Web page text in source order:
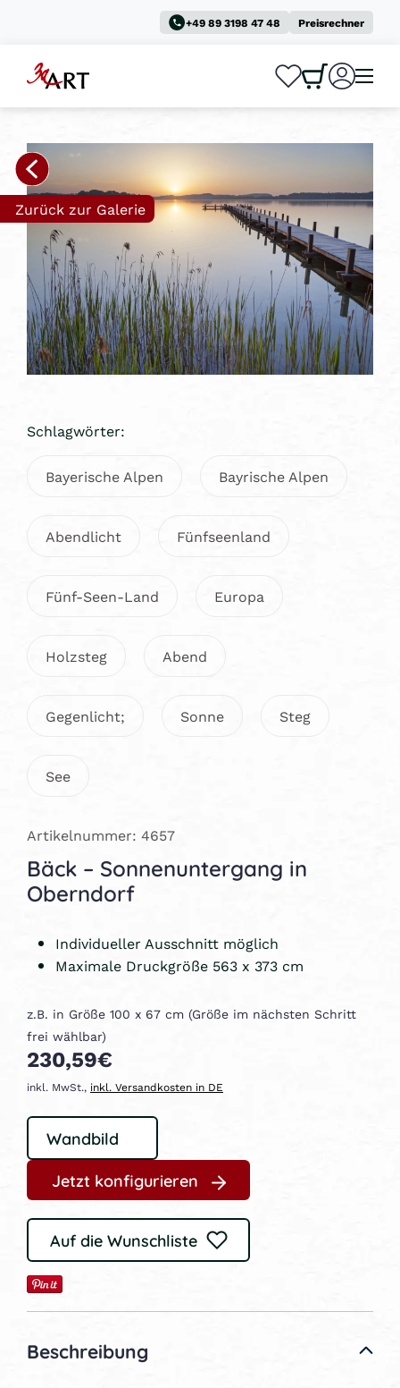
+49 89 3198 47 48 Preisrechner
0
Zurück zur Galerie
Schlagwörter:
Bayerische Alpen Bayrische Alpen
Abendlicht Fünfseenland
Fünf-Seen-Land Europa
Holzsteg Abend
Gegenlicht; Sonne Steg
See
Artikelnummer: 4657
Bäck – Sonnenuntergang in
Oberndorf
Individueller Ausschnitt möglich
Maximale Druckgröße 563 x 373 cm
z.B. in Größe 100 x 67 cm (Größe im nächsten Schritt
frei wählbar)
230,59€
inkl. MwSt., inkl. Versandkosten in DE
Jetzt konfigurieren
Auf die Wunschliste
Beschreibung